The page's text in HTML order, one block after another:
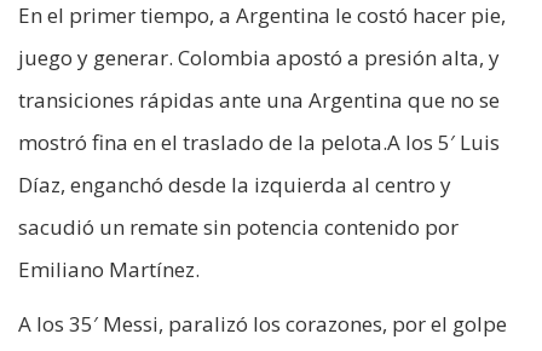
En el primer tiempo, a Argentina le costó hacer pie,
juego y generar. Colombia apostó a presión alta, y
transiciones rápidas ante una Argentina que no se
mostró fina en el traslado de la pelota.A los 5′ Luis
Díaz, enganchó desde la izquierda al centro y
sacudió un remate sin potencia contenido por
Emiliano Martínez.
A los 35′ Messi, paralizó los corazones, por el golpe